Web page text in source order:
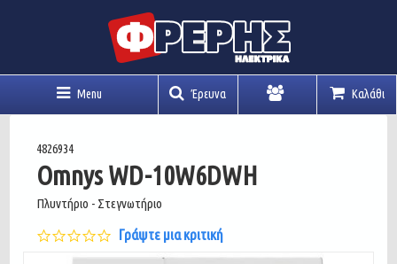
Menu Έρευνα Καλάθι
4826934
Omnys WD-10W6DWH
Πλυντήριο - Στεγνωτήριο
0.0
star
Γράψτε μια κριτική